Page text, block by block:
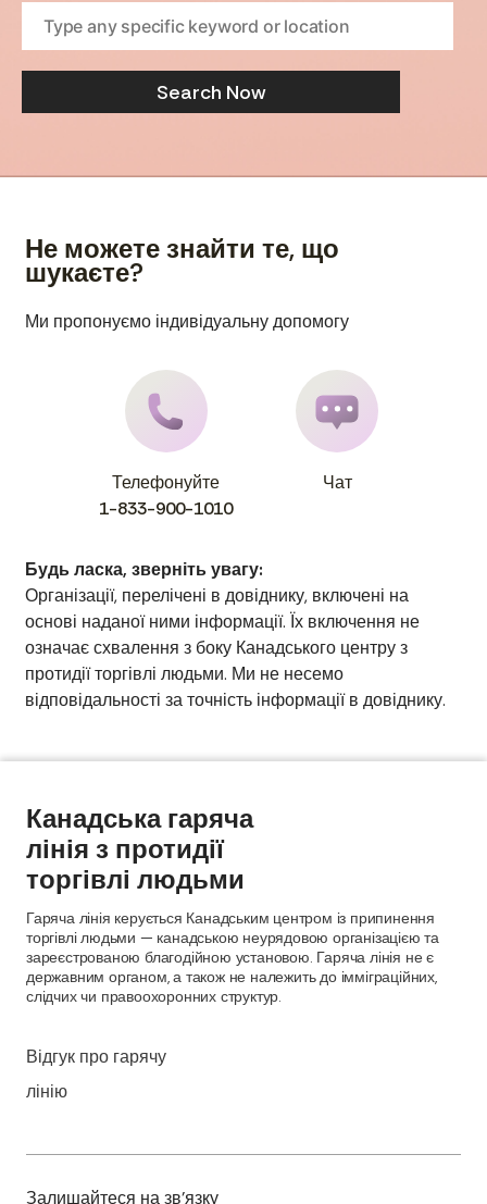
Search Now
Не можете знайти те, що
шукаєте?
Ми пропонуємо індивідуальну допомогу
Телефонуйте
1-833-900-1010
Чат
Будь ласка, зверніть увагу:
Організації, перелічені в довіднику, включені на
основі наданої ними інформації. Їх включення не
означає схвалення з боку Канадського центру з
протидії торгівлі людьми. Ми не несемо
відповідальності за точність інформації в довіднику.
Канадська гаряча
лінія з протидії
торгівлі людьми
Відгук про гарячу
лінію
Гаряча лінія керується Канадським центром із припинення
торгівлі людьми — канадською неурядовою організацією та
зареєстрованою благодійною установою. Гаряча лінія не є
державним органом, а також не належить до імміграційних,
слідчих чи правоохоронних структур.
Залишайтеся на зв'язку